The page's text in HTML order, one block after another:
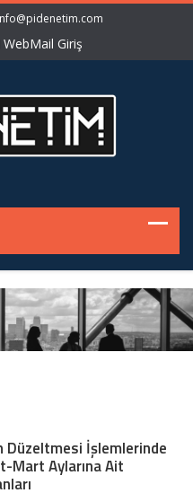
WebMail Giriş
Düzeltmesi İşlemlerinde
Mart Aylarına Ait